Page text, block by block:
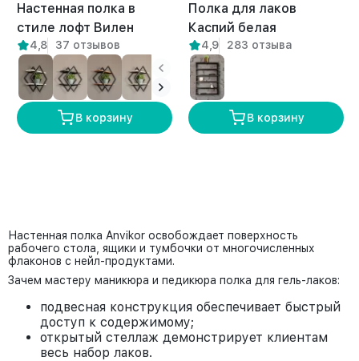
Настенная полка в
стиле лофт Вилен
белый/амаретто
4,8 37 отзывов
В корзину
Полка для лаков
Каспий белая
4,9 283 отзыва
В корзину
Настенная полка Anvikor освобождает поверхность
рабочего стола, ящики и тумбочки от многочисленных
флаконов с нейл-продуктами.
Зачем мастеру маникюра и педикюра полка для гель-лаков:
подвесная конструкция обеспечивает быстрый
доступ к содержимому;
открытый стеллаж демонстрирует клиентам
весь набор лаков.